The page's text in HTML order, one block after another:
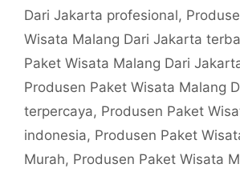
Dari Jakarta profesional,
Wisata Malang Dari Jakarta
Paket Wisata Malang Dari
Produsen Paket Wisata Malang
terpercaya, Produsen Paket
indonesia, Produsen Paket
Murah, Produsen Paket Wisata